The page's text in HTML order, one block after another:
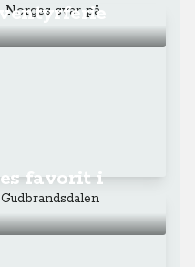
favorit i